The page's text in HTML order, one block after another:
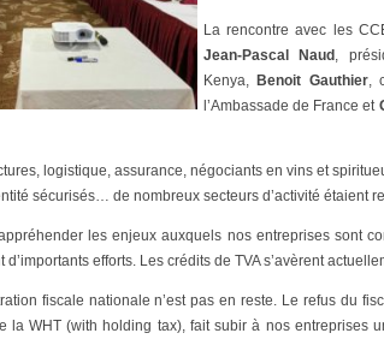
La rencontre avec les
Jean-Pascal Naud ,
Kenya, Benoit Gauthier,
l’Ambassade de France et
logistique, assurance, négociants en vins et
sécurisés… de nombreux secteurs d’activité étaient
les enjeux auxquels nos entreprises sont
d’importants efforts. Les crédits de TVA s’avèrent
fiscale nationale n’est pas en reste. Le refus du
la WHT (with holding tax), fait subir à nos entreprises